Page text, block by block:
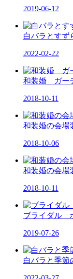
2019-06-12
白バラとすず
2022-02-22
和装婚 ガー
2018-10-11
和装婚の会場
2018-10-06
和装婚の会場
2018-10-11
ブライダル
2019-07-26
白バラと季節